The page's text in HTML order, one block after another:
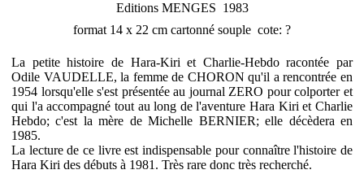
Editions MENGES  1983
format 14 x 22 cm cartonné souple  cote: ?
La petite histoire de Hara-Kiri et Charlie-Hebdo racontée par
Odile VAUDELLE, la femme de CHORON qu'il a rencontrée en
1954 lorsqu'elle s'est présentée au journal ZERO pour colporter et
qui l'a accompagné tout au long de l'aventure Hara Kiri et Charlie
Hebdo; c'est la mère de Michelle BERNIER; elle décèdera en
1985.
La lecture de ce livre est indispensable pour connaître l'histoire de
Hara Kiri des débuts à 1981. Très rare donc très recherché.